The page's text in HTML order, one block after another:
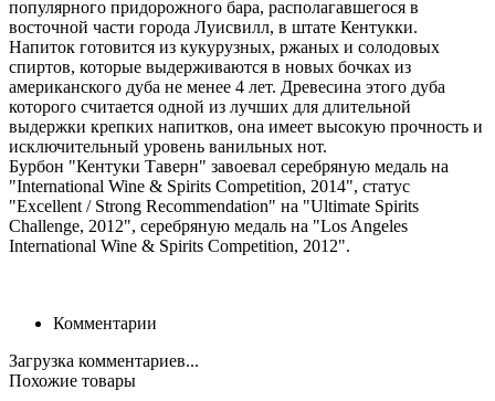
популярного придорожного бара, располагавшегося в
восточной части города Луисвилл, в штате Кентукки.
Напиток готовится из кукурузных, ржаных и солодовых
спиртов, которые выдерживаются в новых бочках из
американского дуба не менее 4 лет. Древесина этого дуба
которого считается одной из лучших для длительной
выдержки крепких напитков, она имеет высокую прочность и
исключительный уровень ванильных нот.
Бурбон "Кентуки Таверн" завоевал серебряную медаль на
"International Wine & Spirits Competition, 2014", статус
"Excellent / Strong Recommendation" на "Ultimate Spirits
Challenge, 2012", серебряную медаль на "Los Angeles
International Wine & Spirits Competition, 2012".
Комментарии
Загрузка комментариев...
Похожие товары